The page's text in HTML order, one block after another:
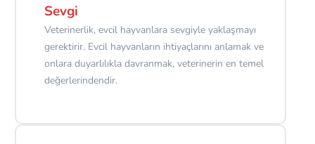
Sevgi
Veterinerlik, evcil hayvanlara sevgiyle yaklaşmayı
gerektirir. Evcil hayvanların ihtiyaçlarını anlamak ve
onlara duyarlılıkla davranmak, veterinerin en temel
değerlerindendir.